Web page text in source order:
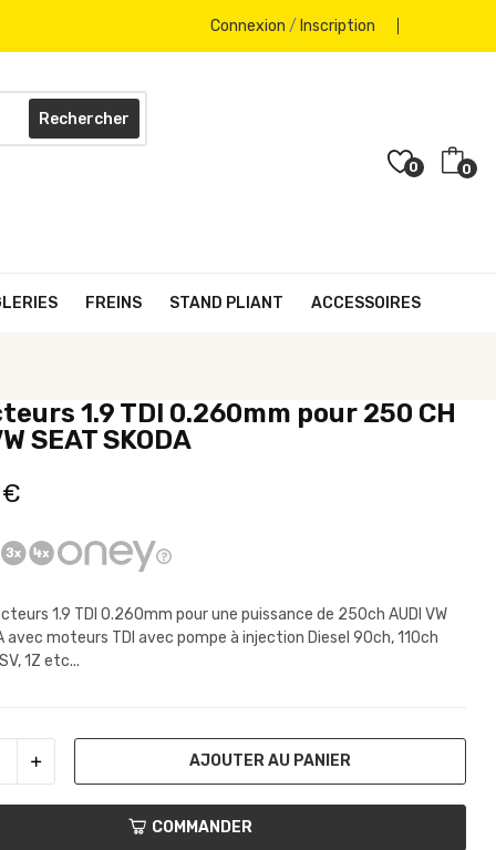
Connexion / Inscription
Rechercher
0 0
FREINS STAND PLIANT ACCESSOIRES
1.9 TDI 0.260mm pour 250 CH
SEAT SKODA
1.9 TDI 0.260mm pour une puissance de 250ch AUDI VW
avec moteurs TDI avec pompe à injection Diesel 90ch, 110ch
1Z etc...
AJOUTER AU PANIER
COMMANDER